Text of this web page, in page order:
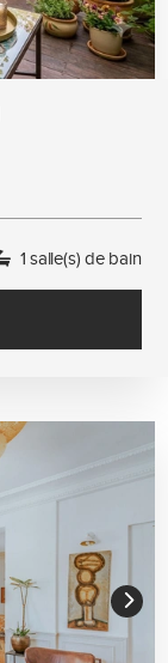
1 salle(s) de bain